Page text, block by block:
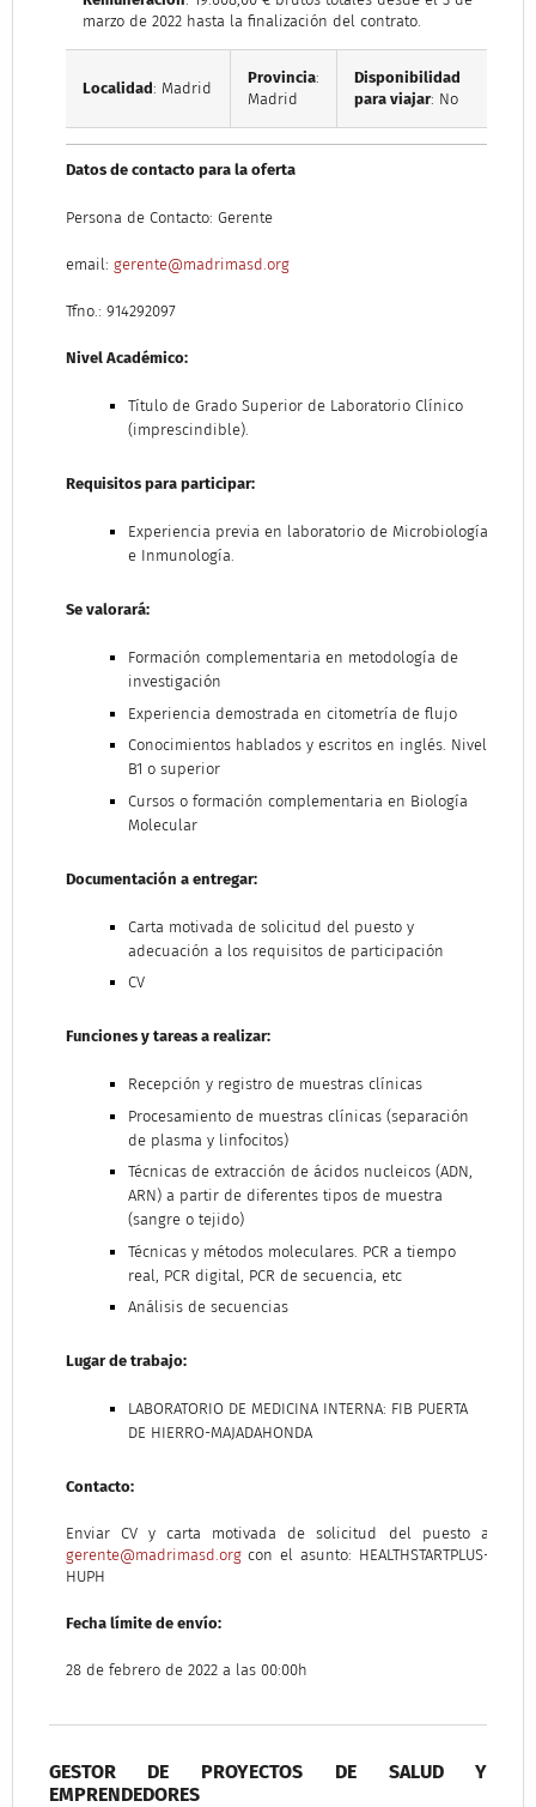
marzo de 2022 hasta la finalización del contrato.
Localidad: Madrid
Provincia:
Madrid
Disponibilidad
para viajar: No
Datos de contacto para la oferta
Persona de Contacto: Gerente
email: gerente@madrimasd.org
Tfno.: 914292097
Nivel Académico:
Título de Grado Superior de Laboratorio Clínico
(imprescindible).
Requisitos para participar:
Experiencia previa en laboratorio de Microbiología
e Inmunología.
Se valorará:
Formación complementaria en metodología de
investigación
Experiencia demostrada en citometría de flujo
Conocimientos hablados y escritos en inglés. Nivel
B1 o superior
Cursos o formación complementaria en Biología
Molecular
Documentación a entregar:
Carta motivada de solicitud del puesto y
adecuación a los requisitos de participación
CV
Funciones y tareas a realizar:
Recepción y registro de muestras clínicas
Procesamiento de muestras clínicas (separación
de plasma y linfocitos)
Técnicas de extracción de ácidos nucleicos (ADN,
ARN) a partir de diferentes tipos de muestra
(sangre o tejido)
Técnicas y métodos moleculares. PCR a tiempo
real, PCR digital, PCR de secuencia, etc
Análisis de secuencias
Lugar de trabajo:
LABORATORIO DE MEDICINA INTERNA: FIB PUERTA
DE HIERRO-MAJADAHONDA
Contacto:
Enviar CV y carta motivada de solicitud del puesto a
gerente@madrimasd.orgcon el asunto: HEALTHSTARTPLUS-
HUPH
Fecha límite de envío:
28 de febrero de 2022 a las 00:00h
GESTOR DE PROYECTOS DE SALUD Y
EMPRENDEDORES